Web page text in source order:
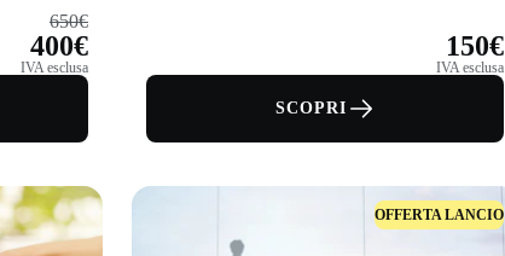
650€
400€
IVA esclusa
150€
IVA esclusa
SCOPRI
OFFERTA LANCIO